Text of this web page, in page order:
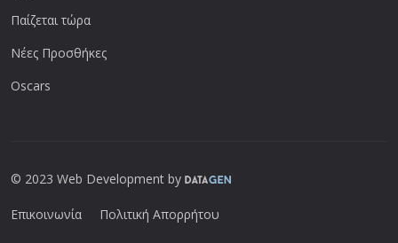
Παίζεται τώρα
Νέες Προσθήκες
Oscars
© 2023 Web Development by
Επικοινωνία Πολιτική Απορρήτου